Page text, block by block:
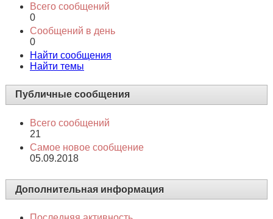
Всего сообщений
0
Сообщений в день
0
Найти сообщения
Найти темы
Публичные сообщения
Всего сообщений
21
Самое новое сообщение
05.09.2018
Дополнительная информация